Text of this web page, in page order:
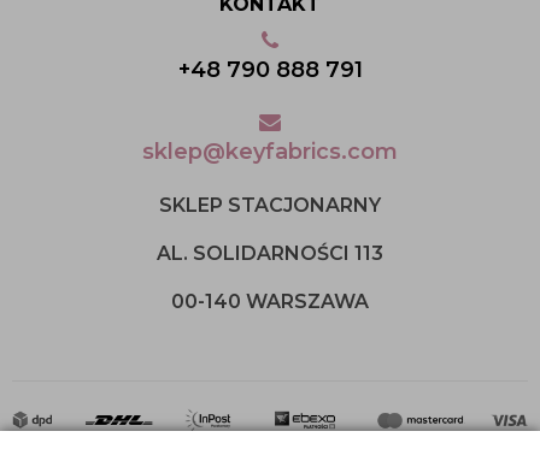
+48 790 888 791
sklep@keyfabrics.com
SKLEP STACJONARNY
AL. SOLIDARNOŚCI 113
00-140 WARSZAWA